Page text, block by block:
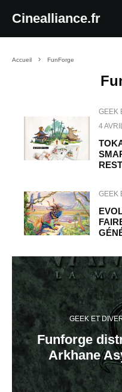
Cinealliance.fr
Accueil FunForge
GEEK
4
GEEK
GEEK ET
Funforge
Arkhane